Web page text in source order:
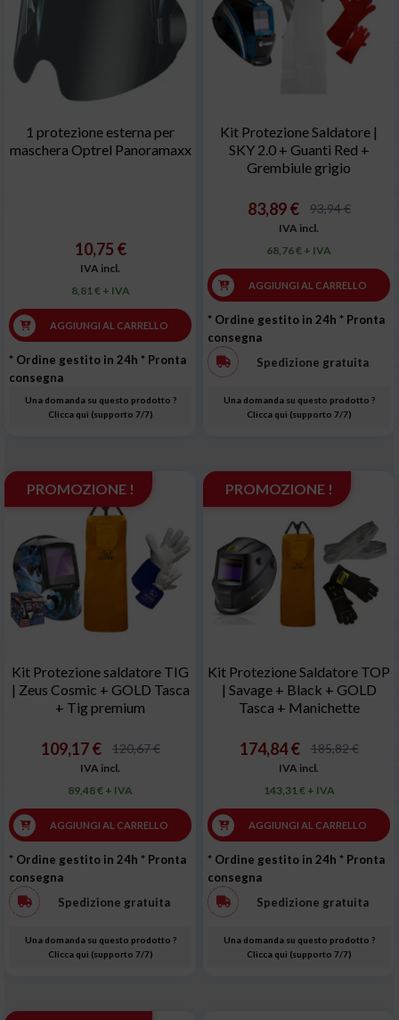
1 protezione esterna per
maschera Optrel Panoramaxx
10,75 €
IVA incl.
8,81 € + IVA
AGGIUNGI AL CARRELLO
* Ordine gestito in 24h * Pronta
consegna
Una domanda su questo prodotto ?
Clicca qui (supporto 7/7)
Kit Protezione Saldatore |
SKY 2.0 + Guanti Red +
Grembiule grigio
83,89 € 93,94 €
IVA incl.
68,76 € + IVA
AGGIUNGI AL CARRELLO
* Ordine gestito in 24h * Pronta
consegna
Spedizione gratuita
Una domanda su questo prodotto ?
Clicca qui (supporto 7/7)
PROMOZIONE !
Kit Protezione saldatore TIG
| Zeus Cosmic + GOLD Tasca
+ Tig premium
109,17 € 120,67 €
IVA incl.
89,48 € + IVA
AGGIUNGI AL CARRELLO
* Ordine gestito in 24h * Pronta
consegna
Spedizione gratuita
Una domanda su questo prodotto ?
Clicca qui (supporto 7/7)
PROMOZIONE !
Kit Protezione Saldatore TOP
| Savage + Black + GOLD
Tasca + Manichette
174,84 € 185,82 €
IVA incl.
143,31 € + IVA
AGGIUNGI AL CARRELLO
* Ordine gestito in 24h * Pronta
consegna
Spedizione gratuita
Una domanda su questo prodotto ?
Clicca qui (supporto 7/7)